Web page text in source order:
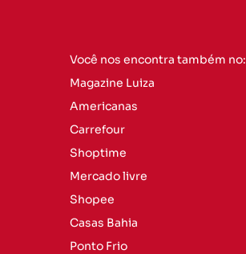
Você nos encontra também no:
Magazine Luiza
Americanas
Carrefour
Shoptime
Mercado livre
Shopee
Casas Bahia
Ponto Frio